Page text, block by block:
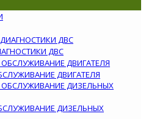
ДВС
ДВИГАТЕЛЯ
ДИЗЕЛЬНЫХ